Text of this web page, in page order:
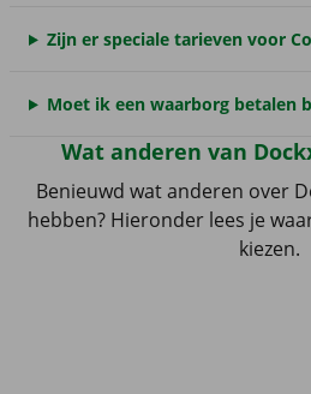
Zijn er speciale tarieven voor
Moet ik een waarborg betalen
Wat anderen van
Benieuwd wat anderen over
hebben? Hieronder lees je
kiezen.